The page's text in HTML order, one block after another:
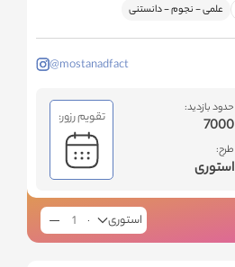
علمی - نجوم - دانستنی
@mostanadfact
حدود بازدید:
7000
طرح:
استوری
تقویم رزور:
استوری